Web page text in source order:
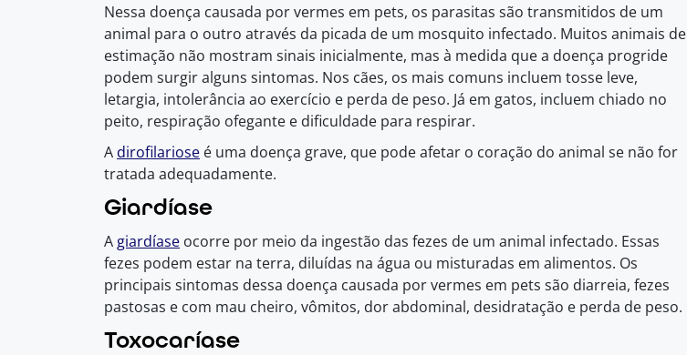
Nessa doença causada por vermes em pets, os parasitas são transmitidos de um
animal para o outro através da picada de um mosquito infectado. Muitos animais de
estimação não mostram sinais inicialmente, mas à medida que a doença progride
podem surgir alguns sintomas. Nos cães, os mais comuns incluem tosse leve,
letargia, intolerância ao exercício e perda de peso. Já em gatos, incluem chiado no
peito, respiração ofegante e dificuldade para respirar.
A dirofilariose é uma doença grave, que pode afetar o coração do animal se não for
tratada adequadamente.
Giardíase
A giardíase ocorre por meio da ingestão das fezes de um animal infectado. Essas
fezes podem estar na terra, diluídas na água ou misturadas em alimentos. Os
principais sintomas dessa doença causada por vermes em pets são diarreia, fezes
pastosas e com mau cheiro, vômitos, dor abdominal, desidratação e perda de peso.
Toxocaríase